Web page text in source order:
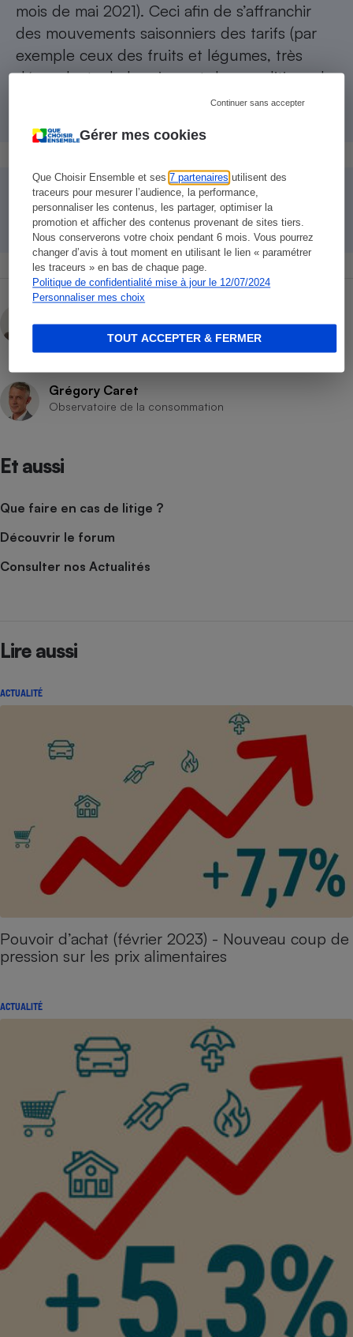
Gérer mes cookies
Que Choisir Ensemble et ses7 partenaires utilisent des
traceurs pour mesurer l’audience, la performance,
personnaliser les contenus, les partager, optimiser la
promotion et afficher des contenus provenant de sites tiers.
Nous conserverons votre choix pendant 6 mois. Vous pourrez
changer d’avis à tout moment en utilisant le lien « paramétrer
les traceurs » en bas de chaque page.
Politique de confidentialité mise à jour le 12/07/2024
Personnaliser mes choix
Continuer sans accepter
TOUT ACCEPTER & FERMER
mois de mai 2021). Ceci afin de s’affranchir
des mouvements saisonniers des tarifs (par
exemple ceux des fruits et légumes, très
dépendants de la saison et des conditions de
→Comparateur gratuit des supermarchés
Grégory Caret
Observatoire de la consommation
Et aussi
Que faire en cas de litige ?
Découvrir le forum
Consulter nos Actualités
Lire aussi
ACTUALITÉ
Pouvoir d’achat (février 2023) - Nouveau coup de
pression sur les prix alimentaires
ACTUALITÉ